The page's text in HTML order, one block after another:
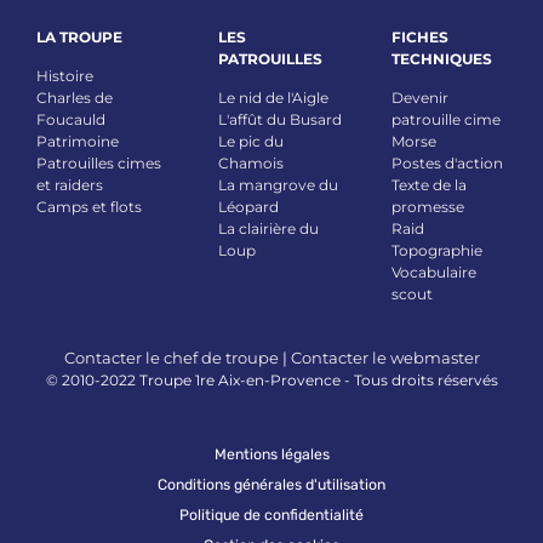
LA TROUPE
Histoire
Charles de
Foucauld
Patrimoine
Patrouilles cimes
et raiders
Camps et flots
LES
PATROUILLES
Le nid de l'Aigle
L'affût du Busard
Le pic du
Chamois
La mangrove du
Léopard
La clairière du
Loup
FICHES
TECHNIQUES
Devenir
patrouille cime
Morse
Postes d'action
Texte de la
promesse
Raid
Topographie
Vocabulaire
scout
Contacter le chef de troupe| Contacter le webmaster
© 2010-2022 Troupe 1re Aix-en-Provence - Tous droits réservés
Mentions légales
Conditions générales d'utilisation
Politique de confidentialité